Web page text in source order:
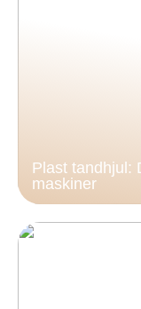
Plast tandhjul:
maskiner